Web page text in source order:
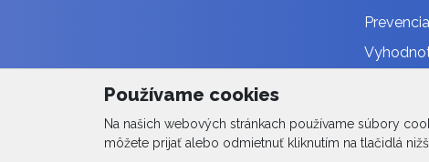
Používame cookies
Na našich webových stránkach používame súbory
môžete prijať alebo odmietnuť kliknutím na tlačidlá
Prevencia